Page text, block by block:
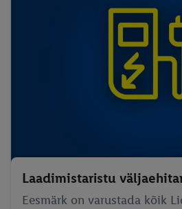
Laadimistaristu
Eesmärk on varustada kõik